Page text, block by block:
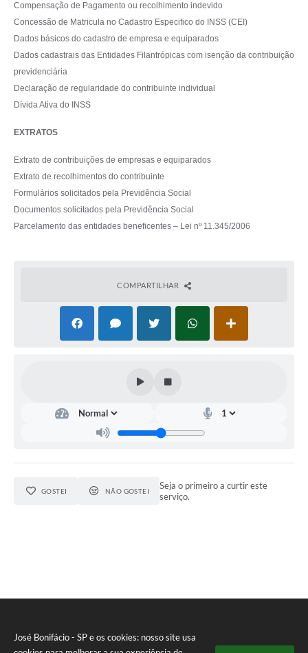
José Bonifácio - SP e os cookies: nosso site usa
Compensação de Pagamento ou recolhimento indevido
Concessão de Matricula no Cadastro Especifico do INSS (CEI)
Dados básicos do cadastro de empresa e equiparados
Dados cadastrais das Entidades Filantrópicas com isenção da contribuição
previdenciária
Declaração de regularidade do contribuinte individual
Dívida Ativa do INSS
EXTRATOS
Extrato de contribuições de empresas e equiparados
Extrato de recolhimentos do contribuinte
Formulários solicitados pela Previdência Social
Documentos solicitados pela Previdência Social
Parcelamento das entidades beneficentes – Lei nº 11.345/2006
COMPARTILHAR
GOSTEI NÃO GOSTEI
Seja o primeiro a curtir este
serviço.